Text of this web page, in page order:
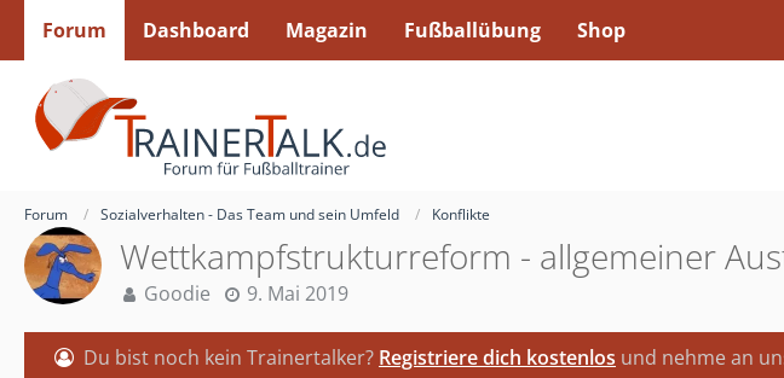
Forum Dashboard Magazin Fußballübung Shop
Forum Sozialverhalten - Das Team und sein Umfeld Konflikte
Wettkampfstrukturreform - allgemeiner
Goodie 9. Mai 2019
Du bist noch kein Trainertalker? Registriere dich kostenlos und nehme an